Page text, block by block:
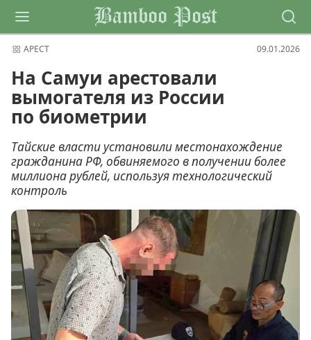
Bamboo Post
АРЕСТ 09.01.2026
На Самуи арестовали
вымогателя из России
по биометрии
Тайские власти установили местонахождение
гражданина РФ, обвиняемого в получении более
миллиона рублей, используя технологический
контроль